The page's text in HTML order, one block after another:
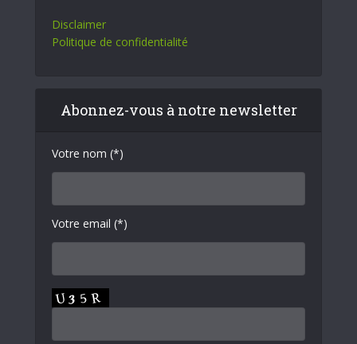
Disclaimer
Politique de confidentialité
Abonnez-vous à notre newsletter
Votre nom (*)
Votre email (*)